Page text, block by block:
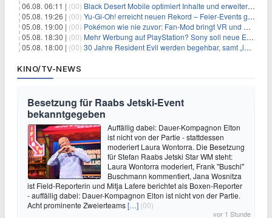
06.08. 06:11 | (00) Black Desert Mobile optimiert Inhalte und erweitert Treasure Access
05.08. 19:26 | (00) Yu‑Gi‑Oh! erreicht neuen Rekord – Feier‑Events gestartet
05.08. 19:00 | (00) Pokémon wie nie zuvor: Fan-Mod bringt VR und Ego-Perspektive nach Kanto
05.08. 18:30 | (00) Mehr Werbung auf PlayStation? Sony soll neue Einnahmequellen prüfen
05.08. 18:00 | (00) 30 Jahre Resident Evil werden begehbar, samt „lebensgroßem Leon“
KINO/TV-NEWS
Besetzung für Raabs Jetski-Event
bekanntgegeben
Auffällig dabei: Dauer-Kompagnon Elton
ist nicht von der Partie - stattdessen
moderiert Laura Wontorra. Die Besetzung
für Stefan Raabs Jetski Star WM steht:
Laura Wontorra moderiert, Frank "Buschi"
Buschmann kommentiert, Jana Wosnitza
ist Field-Reporterin und Mitja Lafere berichtet als Boxen-Reporter
- auffällig dabei: Dauer-Kompagnon Elton ist nicht von der Partie.
Acht prominente Zweierteams[…] (00)
vor 1 Stunde